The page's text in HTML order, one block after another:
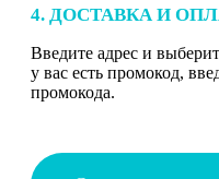
4. ДОСТАВКА И
Введите адрес и
у вас есть промокод,
промокода.